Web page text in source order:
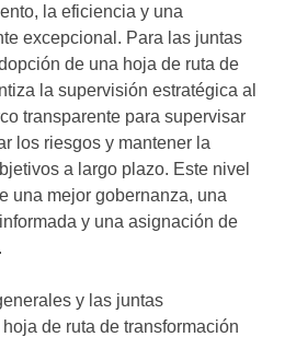
la eficiencia y una
excepcional. Para las juntas
de una hoja de ruta de
la supervisión estratégica al
transparente para supervisar
los riesgos y mantener la
a largo plazo. Este nivel
una mejor gobernanza, una
y una asignación de
y las juntas
de ruta de transformación